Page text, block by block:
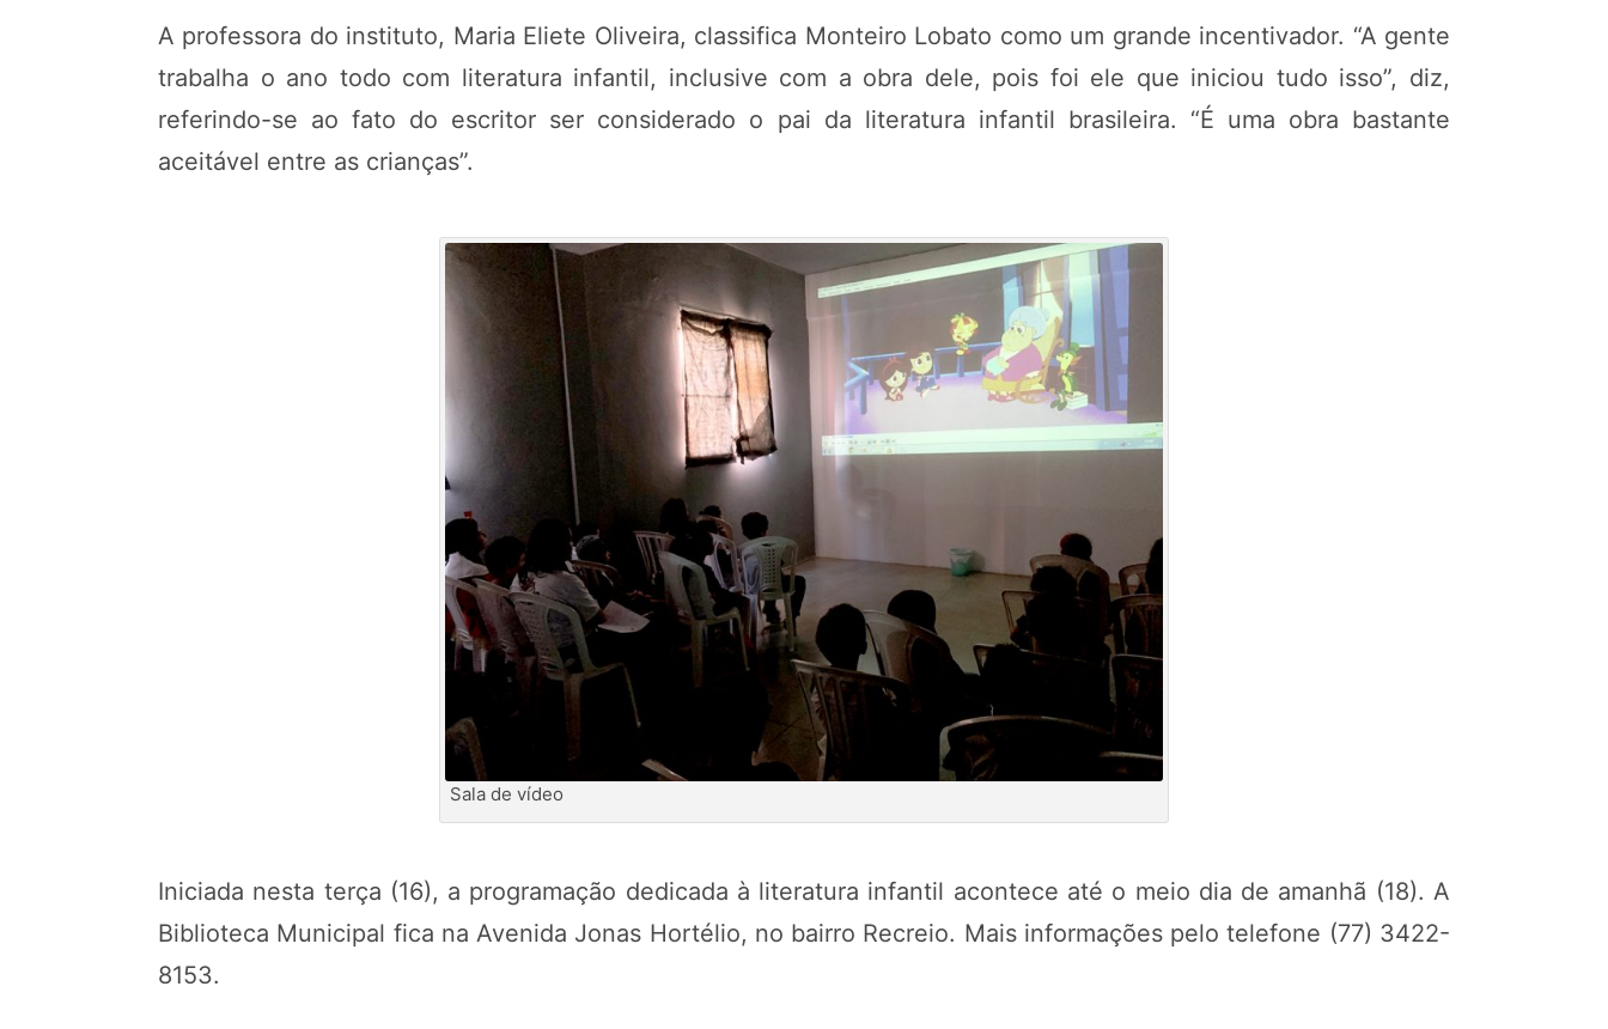
A professora do instituto, Maria Eliete Oliveira, classifica Monteiro Lobato como um grande incentivador. “A gente
trabalha o ano todo com literatura infantil, inclusive com a obra dele, pois foi ele que iniciou tudo isso”, diz,
referindo-se ao fato do escritor ser considerado o pai da literatura infantil brasileira. “É uma obra bastante
aceitável entre as crianças”.
Sala de vídeo
Iniciada nesta terça (16), a programação dedicada à literatura infantil acontece até o meio dia de amanhã (18). A
Biblioteca Municipal fica na Avenida Jonas Hortélio, no bairro Recreio. Mais informações pelo telefone (77) 3422-
8153.